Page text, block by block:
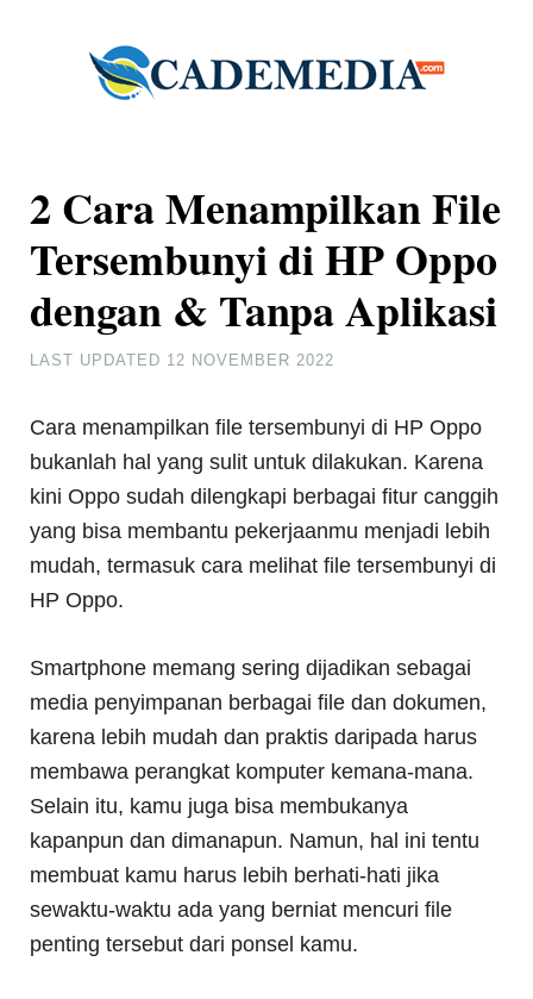
2 Cara Menampilkan File
Tersembunyi di HP Oppo
dengan & Tanpa Aplikasi
LAST UPDATED 12 NOVEMBER 2022
Cara menampilkan file tersembunyi di HP Oppo
bukanlah hal yang sulit untuk dilakukan. Karena
kini Oppo sudah dilengkapi berbagai fitur canggih
yang bisa membantu pekerjaanmu menjadi lebih
mudah, termasuk cara melihat file tersembunyi di
HP Oppo.
Smartphone memang sering dijadikan sebagai
media penyimpanan berbagai file dan dokumen,
karena lebih mudah dan praktis daripada harus
membawa perangkat komputer kemana-mana.
Selain itu, kamu juga bisa membukanya
kapanpun dan dimanapun. Namun, hal ini tentu
membuat kamu harus lebih berhati-hati jika
sewaktu-waktu ada yang berniat mencuri file
penting tersebut dari ponsel kamu.